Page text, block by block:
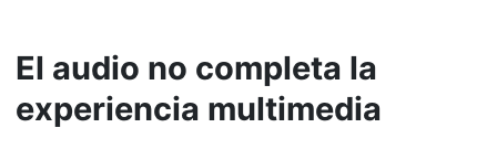
El audio no completa la
experiencia multimedia